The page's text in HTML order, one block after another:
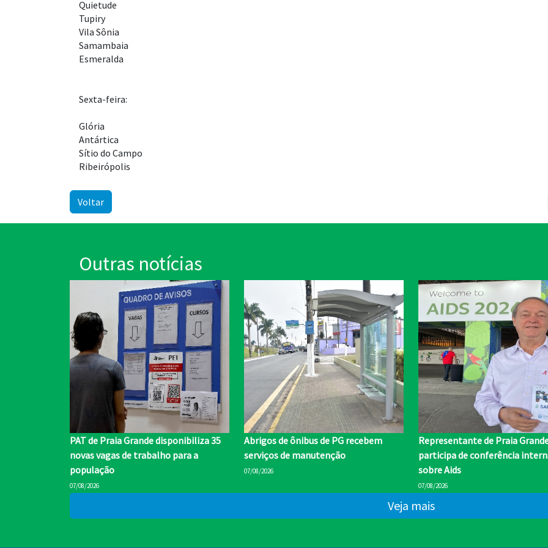
Quietude
Tupiry
Vila Sônia
Samambaia
Esmeralda
Sexta-feira:
Glória
Antártica
Sítio do Campo
Ribeirópolis
Voltar
Outras notícias
PAT de Praia Grande disponibiliza 35
novas vagas de trabalho para a
população
07/08/2026
Abrigos de ônibus de PG recebem
serviços de manutenção
07/08/2026
Representante de Praia
participa de conferência
sobre Aids
07/08/2026
Veja mais